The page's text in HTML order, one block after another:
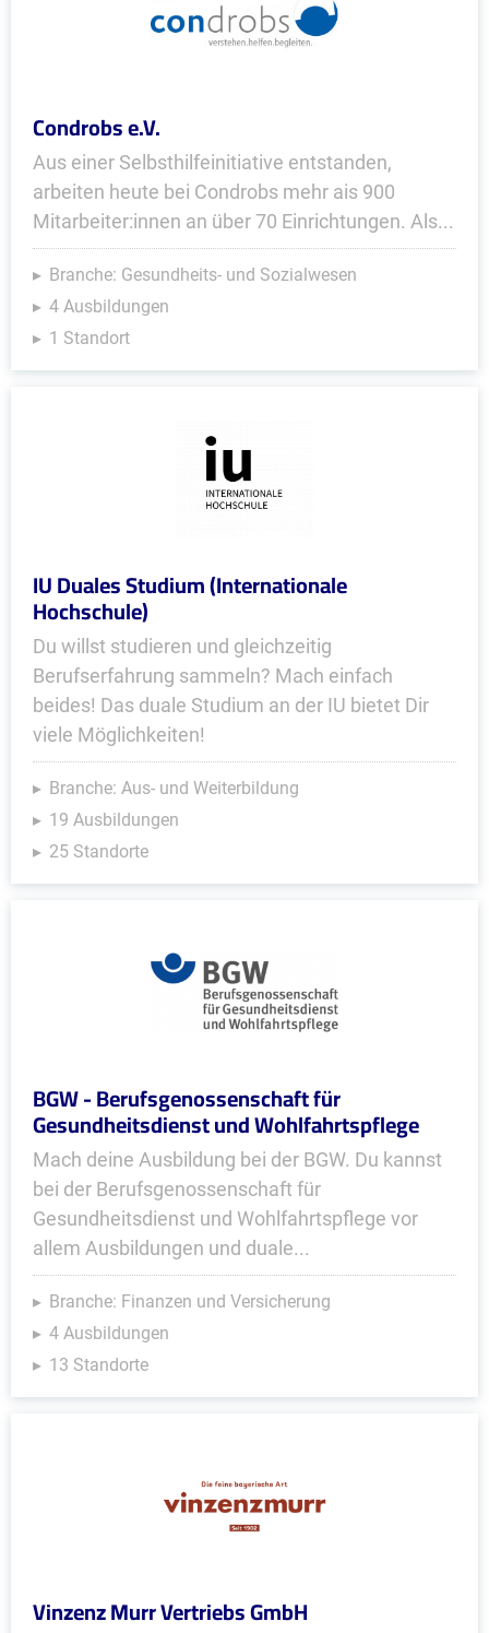
Condrobs e.V.
Aus einer Selbsthilfeinitiative entstanden,
arbeiten heute bei Condrobs mehr ais 900
Mitarbeiter:innen an über 70 Einrichtungen. Als...
Branche: Gesundheits- und Sozialwesen
4 Ausbildungen
1 Standort
IU Duales Studium (Internationale
Hochschule)
Du willst studieren und gleichzeitig
Berufserfahrung sammeln? Mach einfach
beides! Das duale Studium an der IU bietet Dir
viele Möglichkeiten!
Branche: Aus- und Weiterbildung
19 Ausbildungen
25 Standorte
BGW - Berufsgenossenschaft für
Gesundheitsdienst und Wohlfahrtspflege
Mach deine Ausbildung bei der BGW. Du kannst
bei der Berufsgenossenschaft für
Gesundheitsdienst und Wohlfahrtspflege vor
allem Ausbildungen und duale...
Branche: Finanzen und Versicherung
4 Ausbildungen
13 Standorte
Vinzenz Murr Vertriebs GmbH